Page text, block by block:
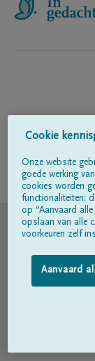
Volg ons op
Cookie
Onze website
goede werking
cookies worden
functionaliteiten;
op “Aanvaard
opslaan van alle
voorkeuren zelf
Aanvaard